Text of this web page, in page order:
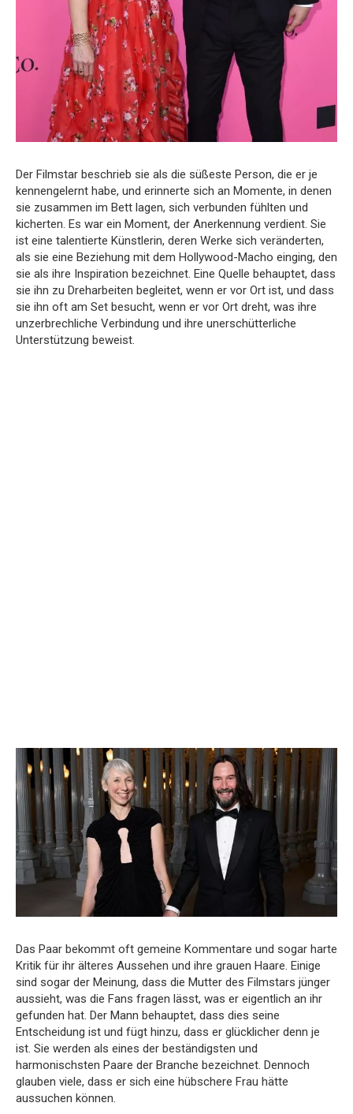
Der Filmstar beschrieb sie als die süßeste Person, die er je
kennengelernt habe, und erinnerte sich an Momente, in denen
sie zusammen im Bett lagen, sich verbunden fühlten und
kicherten. Es war ein Moment, der Anerkennung verdient. Sie
ist eine talentierte Künstlerin, deren Werke sich veränderten,
als sie eine Beziehung mit dem Hollywood-Macho einging, den
sie als ihre Inspiration bezeichnet. Eine Quelle behauptet, dass
sie ihn zu Dreharbeiten begleitet, wenn er vor Ort ist, und dass
sie ihn oft am Set besucht, wenn er vor Ort dreht, was ihre
unzerbrechliche Verbindung und ihre unerschütterliche
Unterstützung beweist.
Das Paar bekommt oft gemeine Kommentare und sogar harte
Kritik für ihr älteres Aussehen und ihre grauen Haare. Einige
sind sogar der Meinung, dass die Mutter des Filmstars jünger
aussieht, was die Fans fragen lässt, was er eigentlich an ihr
gefunden hat. Der Mann behauptet, dass dies seine
Entscheidung ist und fügt hinzu, dass er glücklicher denn je
ist. Sie werden als eines der beständigsten und
harmonischsten Paare der Branche bezeichnet. Dennoch
glauben viele, dass er sich eine hübschere Frau hätte
aussuchen können.